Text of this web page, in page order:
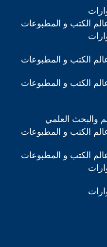
الكتب و المطبوعات
الكتب و المطبوعات
الكتب و المطبوعات
والبحث العلمي
الكتب و المطبوعات
الكتب و المطبوعات